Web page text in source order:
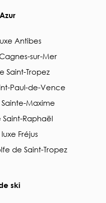
Antibes
sur-Mer
Saint-Tropez
Paul-de-Vence
Maxime
Raphaël
Fréjus
de Saint-Tropez
ski